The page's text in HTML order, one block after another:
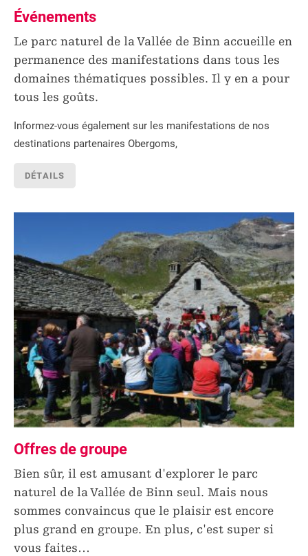
Événements
Le parc naturel de la Vallée de Binn accueille en
permanence des manifestations dans tous les
domaines thématiques possibles. Il y en a pour
tous les goûts.
Informez-vous également sur les manifestations de nos
destinations partenaires Obergoms,
DÉTAILS
Offres de groupe
Bien sûr, il est amusant d'explorer le parc
naturel de la Vallée de Binn seul. Mais nous
sommes convaincus que le plaisir est encore
plus grand en groupe. En plus, c'est super si
vous faites…